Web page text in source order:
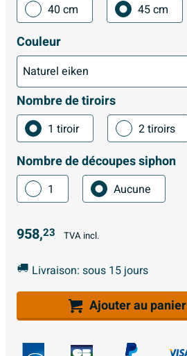
40 cm 45 cm
Couleur
Nombre de tiroirs
1 tiroir 2 tiroirs
Nombre de découpes siphon
1 Aucune
958,23 TVA incl.
Livraison: sous 15 jours
Ajouter au panier